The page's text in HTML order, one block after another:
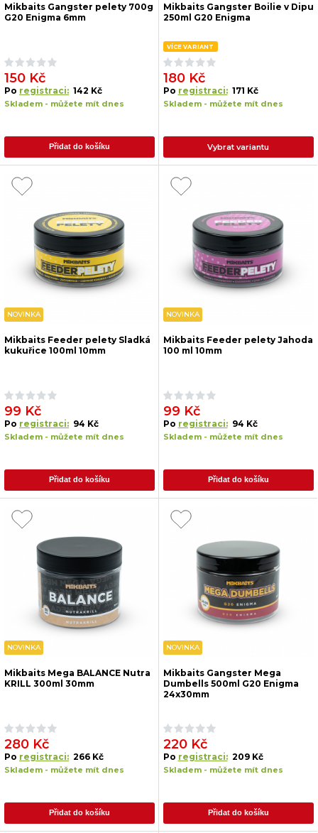
Mikbaits Gangster pelety 700g
G20 Enigma 6mm
150 Kč
Po registraci: 142 Kč
Skladem - můžete mít dnes
Přidat do košíku
Mikbaits Gangster Boilie v Dipu
250ml G20 Enigma
VÍCE VARIANT
180 Kč
Po registraci: 171 Kč
Skladem - můžete mít dnes
Vybrat variantu
NOVINKA
Mikbaits Feeder pelety Sladká
kukuřice 100ml 10mm
99 Kč
Po registraci: 94 Kč
Skladem - můžete mít dnes
Přidat do košíku
NOVINKA
Mikbaits Feeder pelety Jahoda
100 ml 10mm
99 Kč
Po registraci: 94 Kč
Skladem - můžete mít dnes
Přidat do košíku
NOVINKA
Mikbaits Mega BALANCE Nutra
KRILL 300ml 30mm
280 Kč
Po registraci: 266 Kč
Skladem - můžete mít dnes
Přidat do košíku
NOVINKA
Mikbaits Gangster Mega
Dumbells 500ml G20 Enigma
24x30mm
220 Kč
Po registraci: 209 Kč
Skladem - můžete mít dnes
Přidat do košíku